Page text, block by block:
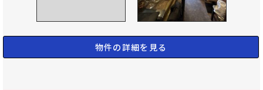
物件の詳細を見る